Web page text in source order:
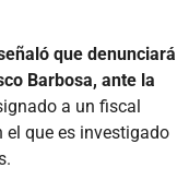
que denunciará
Barbosa, ante la
a un fiscal
el que es investigado